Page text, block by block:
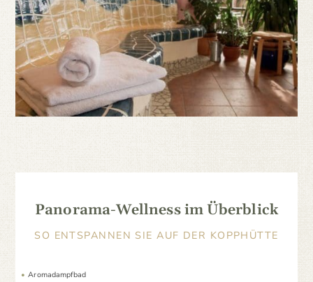
Panorama-Wellness im Überblick
SO ENTSPANNEN SIE AUF DER KOPPHÜTTE
Aromadampfbad